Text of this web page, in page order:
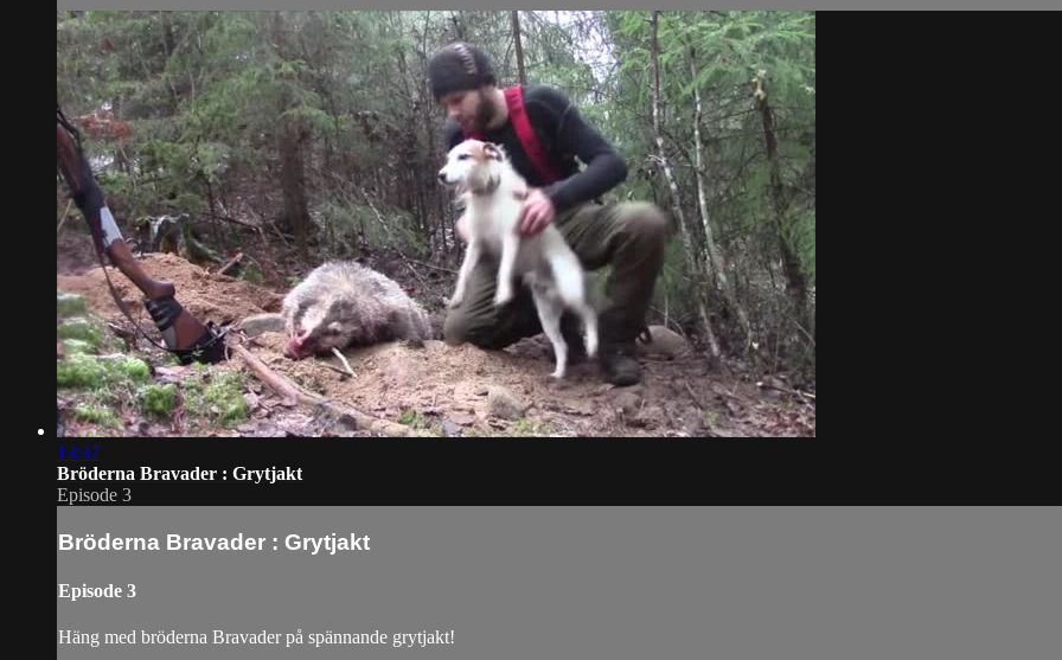
13:37
Bröderna Bravader : Grytjakt
Episode 3
Bröderna Bravader : Grytjakt
Episode 3
Häng med bröderna Bravader på spännande grytjakt!